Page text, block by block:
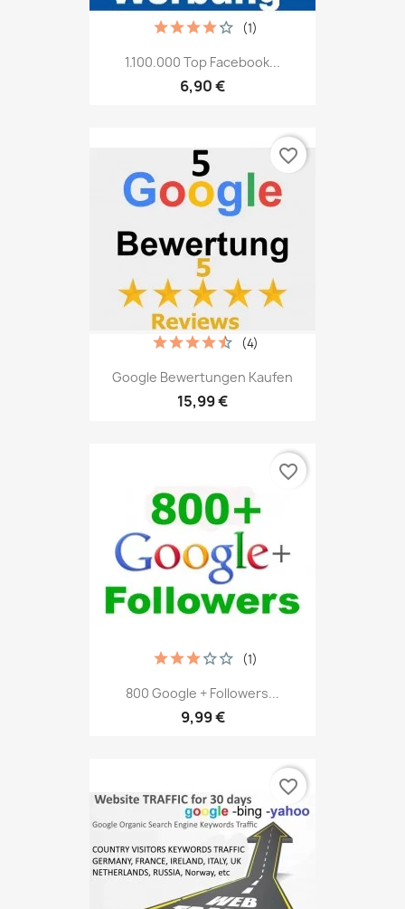
1.100.000 Top Facebook...
6,90 €
(1)
Google Bewertungen Kaufen
15,99 €
(4)
favorite_border
800 Google + Followers...
9,99 €
(1)
favorite_border
favorite_border